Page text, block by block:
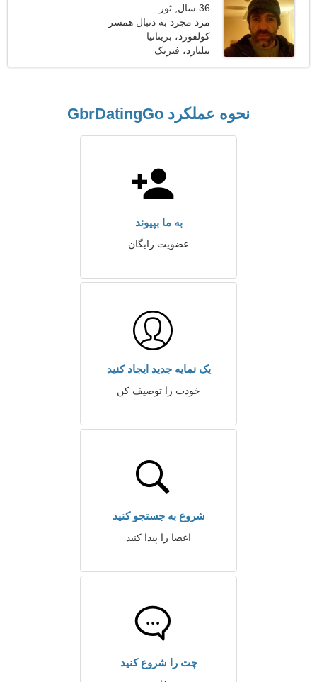
36 سال, ثور
مرد مجرد به دنبال همسر
کولفورد، بریتانیا
بیلیارد، فیزیک
نحوه عملکرد GbrDatingGo
به ما بپیوند
عضویت رایگان
یک نمایه جدید ایجاد کنید
خودت را توصیف کن
شروع به جستجو کنید
اعضا را پیدا کنید
چت را شروع کنید